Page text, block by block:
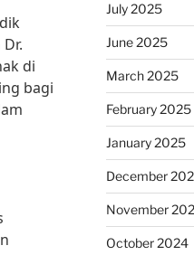
di
bagi
July 2025
June 2025
March 2025
February 2025
January 2025
December
November
October 2024